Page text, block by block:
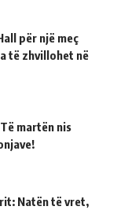
për një meç
të zhvillohet në
martën nis
Natën të vret,